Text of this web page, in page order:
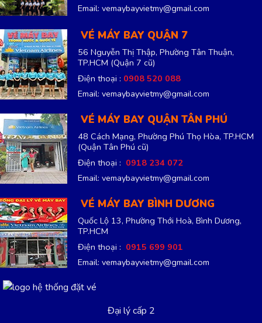
Email: vemaybayvietmy@gmail.com
VÉ MÁY BAY QUẬN 7
56 Nguyễn Thị Thập, Phường Tân Thuận,
TP.HCM (Quận 7 cũ)
Điện thoại : 0908 520 088
Email: vemaybayvietmy@gmail.com
VÉ MÁY BAY QUẬN TÂN PHÚ
48 Cách Mạng, Phường Phú Thọ Hòa, TP.HCM
(Quận Tân Phú cũ)
Điện thoại : 0918 234 072
Email: vemaybayvietmy@gmail.com
VÉ MÁY BAY BÌNH DƯƠNG
Quốc Lộ 13, Phường Thới Hoà, Bình Dương,
TP.HCM
Điện thoại : 0915 699 901
Email: vemaybayvietmy@gmail.com
Đại lý cấp 2